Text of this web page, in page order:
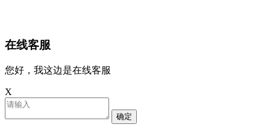
在线客服
您好，我这边是在线客服
X
确定